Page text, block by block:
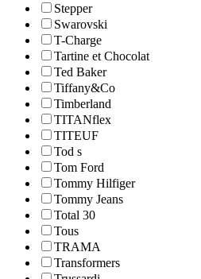
Stepper
Swarovski
T-Charge
Tartine et Chocolat
Ted Baker
Tiffany&Co
Timberland
TITANflex
TITEUF
Tod s
Tom Ford
Tommy Hilfiger
Tommy Jeans
Total 30
Tous
TRAMA
Transformers